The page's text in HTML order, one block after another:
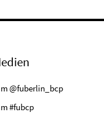
@fuberlin_bcp
#fubcp